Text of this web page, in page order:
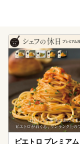
ピエトロ プレミア